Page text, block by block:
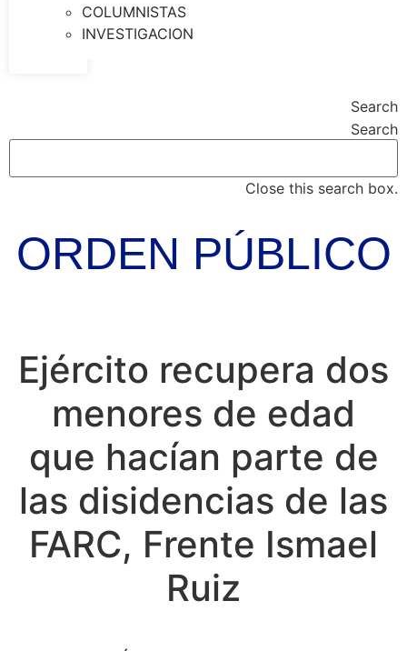
COLUMNISTAS
INVESTIGACION
Search
Search
Close this search box.
ORDEN PÚBLICO
Ejército recupera dos
menores de edad
que hacían parte de
las disidencias de las
FARC, Frente Ismael
Ruiz